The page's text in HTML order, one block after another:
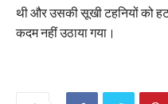
थी और उसकी सूखी टहनियों को
कदम नहीं उठाया गया।